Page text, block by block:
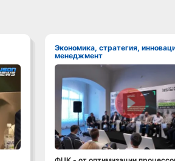
Экономика, стратегия, инновации,
менеджмент
Смотреть видео